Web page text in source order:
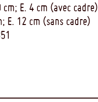
E. 4 cm (avec cadre)
E. 12 cm (sans cadre)